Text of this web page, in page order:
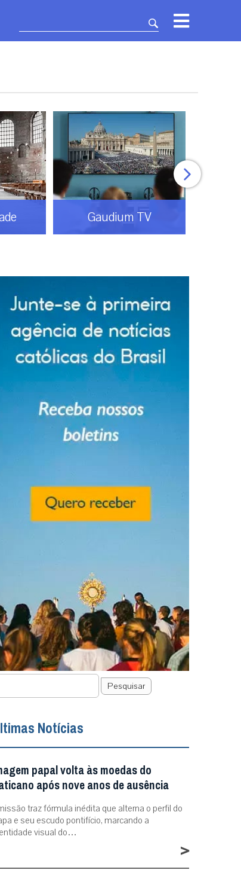
Gaudium TV
Pesquisar
Notícias
papal volta às moedas do
após nove anos de ausência
traz fórmula inédita que alterna o perfil do
e seu escudo pontifício, marcando a
visual do…
>